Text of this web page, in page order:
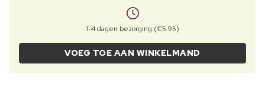
1-4 dagen bezorging (€5.95)
VOEG TOE AAN WINKELMAND